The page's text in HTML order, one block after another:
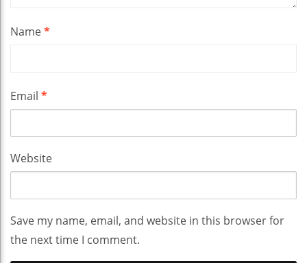
Name*
Email *
Website
Save my name, email, and website in this browser for
the next time I comment.